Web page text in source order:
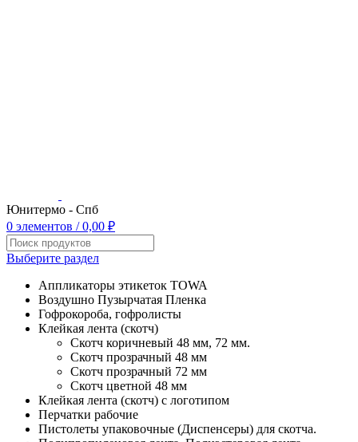
Юнитермо - Спб
0 элементов / 0,00 ₽
Выберите раздел
Аппликаторы этикеток TOWA
Воздушно Пузырчатая Пленка
Гофрокороба, гофролисты
Клейкая лента (скотч)
Скотч коричневый 48 мм, 72 мм.
Скотч прозрачный 48 мм
Скотч прозрачный 72 мм
Скотч цветной 48 мм
Клейкая лента (скотч) с логотипом
Перчатки рабочие
Пистолеты упаковочные (Диспенсеры) для скотча.